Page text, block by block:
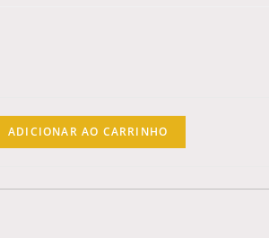
ADICIONAR AO CARRINHO